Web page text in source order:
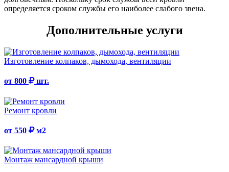
определяется сроком службы его наиболее слабого звена.
Дополнительные услуги
Изготовление колпаков, дымохода, вентиляции
от 800 шт.
Ремонт кровли
от 550 м2
Монтаж мансардной крыши